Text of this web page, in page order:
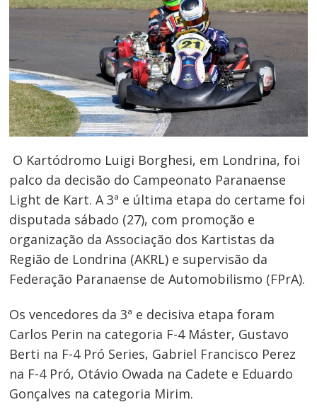
O Kartódromo Luigi Borghesi, em Londrina, foi
palco da decisão do Campeonato Paranaense
Light de Kart. A 3ª e última etapa do certame foi
disputada sábado (27), com promoção e
organização da Associação dos Kartistas da
Região de Londrina (AKRL) e supervisão da
Federação Paranaense de Automobilismo (FPrA).
Os vencedores da 3ª e decisiva etapa foram
Carlos Perin na categoria F-4 Máster, Gustavo
Berti na F-4 Pró Series, Gabriel Francisco Perez
na F-4 Pró, Otávio Owada na Cadete e Eduardo
Gonçalves na categoria Mirim.